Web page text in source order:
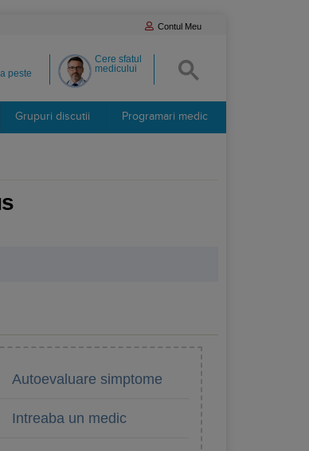
Contul Meu
Cere sfatul
medicului
peste
Grupuri discutii Programari medic
Autoevaluare simptome
Intreaba un medic